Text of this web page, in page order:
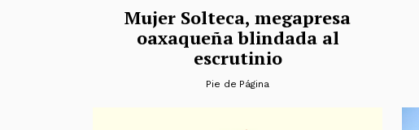
Mujer Solteca, megapresa
oaxaqueña blindada al
escrutinio
Pie de Página